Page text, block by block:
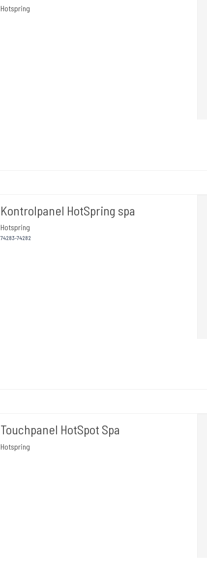
Hotspring
Kontrolpanel HotSpring spa
Hotspring
74283-74282
Touchpanel HotSpot Spa
Hotspring